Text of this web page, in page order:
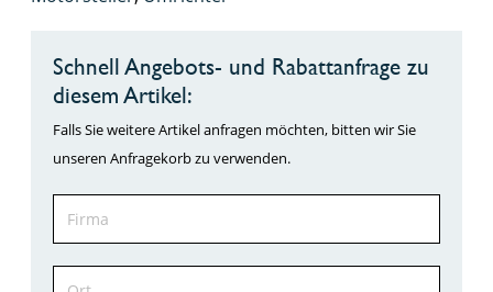
Schnell Angebots- und Rabattanfrage zu
diesem Artikel:
Falls Sie weitere Artikel anfragen möchten, bitten wir Sie
unseren Anfragekorb zu verwenden.